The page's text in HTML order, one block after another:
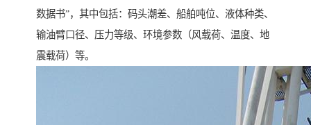
数据书”，其中包括：码头潮差、船舶吨位、液体种类、
输油臂口径、压力等级、环境参数（风载荷、温度、地
震载荷）等。